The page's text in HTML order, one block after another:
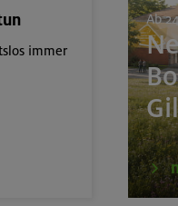
Bayerische Voralpen
immer
Ab